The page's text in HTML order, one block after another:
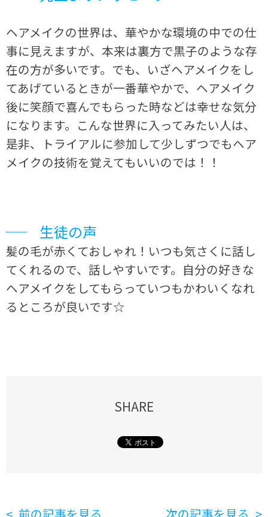
ヘアメイクの世界は、華やかな環境の中での仕
事に見えますが、本来は裏方で黒子のような存
在の方が多いです。でも、いざヘアメイクをし
てあげているときが一番華やかで、ヘアメイク
後に笑顔で喜んでもらった時などは幸せな気分
になります。こんな世界に入ってみたい人は、
是非、トライアルに参加して少しずつでもヘア
メイクの技術を覚えてもいいのでは！！
生徒の声
髪の毛が赤くておしゃれ！いつも気さくに話し
てくれるので、話しやすいです。自分の好きな
ヘアメイクをしてもらっていつもかわいくなれ
るところが良いです☆
SHARE